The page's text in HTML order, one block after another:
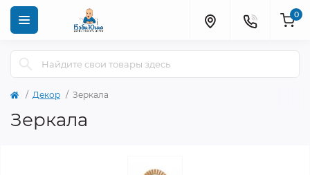
0
Декор Зеркала
Зеркала